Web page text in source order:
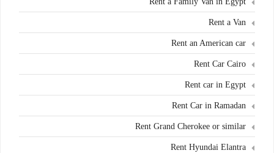
Rent a Van
Rent an American car
Rent Car Cairo
Rent car in Egypt
Rent Car in Ramadan
Rent Grand Cherokee or similar
Rent Hyundai Elantra